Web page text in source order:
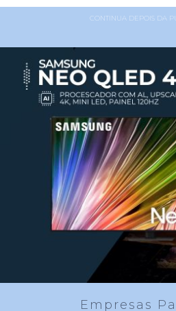
CONTINUA DEPOIS DA
Empresas